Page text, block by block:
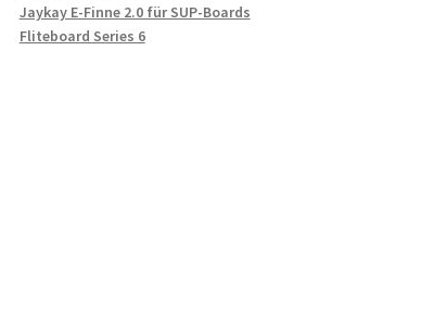
Jaykay E-Finne 2.0 für SUP-Boards
Fliteboard Series 6